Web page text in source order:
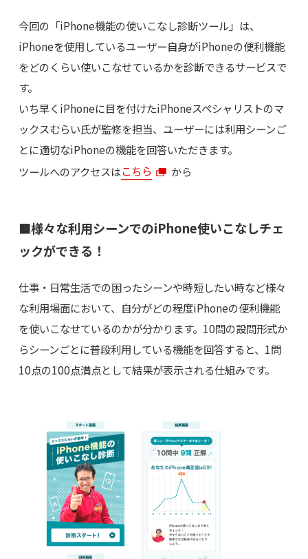
今回の「iPhone機能の使いこなし診断ツール」は、
iPhoneを使用しているユーザー自身がiPhoneの便利機能
をどのくらい使いこなせているかを診断できるサービスで
す。
いち早くiPhoneに目を付けたiPhoneスペシャリストのマ
ックスむらい氏が監修を担当、ユーザーには利用シーンご
とに適切なiPhoneの機能を回答いただきます。
ツールへのアクセスはこちら から
■様々な利用シーンでのiPhone使いこなしチェ
ックができる！
仕事・日常生活での困ったシーンや時短したい時など様々
な利用場面において、自分がどの程度iPhoneの便利機能
を使いこなせているのかが分かります。10問の設問形式か
らシーンごとに普段利用している機能を回答すると、1問
10点の100点満点として結果が表示される仕組みです。